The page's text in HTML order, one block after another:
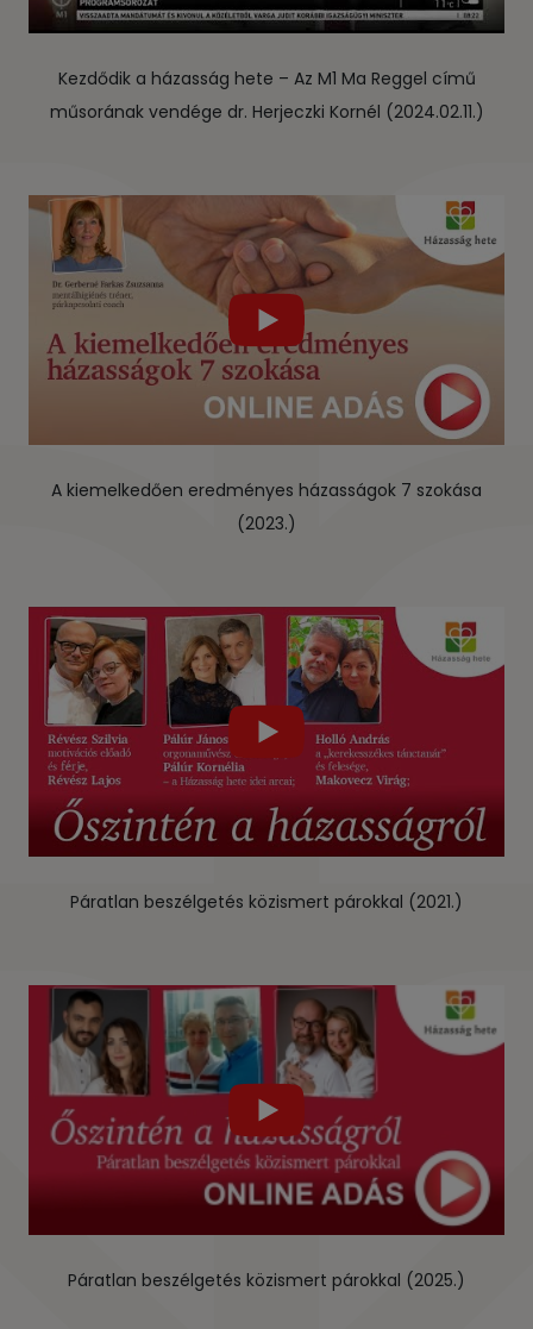
Kezdődik a házasság hete – Az M1 Ma Reggel című
műsorának vendége dr. Herjeczki Kornél (2024.02.11.)
A kiemelkedően eredményes házasságok 7 szokása
(2023.)
Páratlan beszélgetés közismert párokkal (2021.)
Páratlan beszélgetés közismert párokkal (2025.)